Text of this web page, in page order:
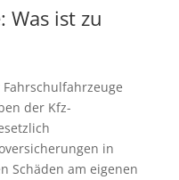
Was ist zu
der Kfz-
in
Schäden am eigenen